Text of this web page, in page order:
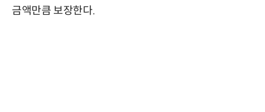
금액만큼 보장한다.